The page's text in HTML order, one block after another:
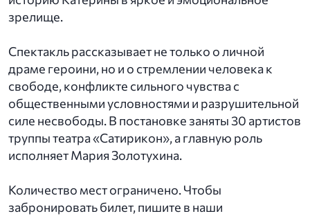
зрелище.
Спектакль рассказывает не только о личной
драме героини, но и о стремлении человека к
свободе, конфликте сильного чувства с
общественными условностями и разрушительной
силе несвободы. В постановке заняты 30 артистов
труппы театра «Сатирикон», а главную роль
исполняет Мария Золотухина.
Количество мест ограничено. Чтобы
забронировать билет, пишите в наши